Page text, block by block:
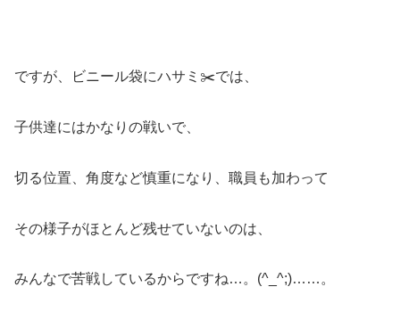
ですが、ビニール袋にハサミ✂️では、
子供達にはかなりの戦いで、
切る位置、角度など慎重になり、職員も加わって
その様子がほとんど残せていないのは、
みんなで苦戦しているからですね…。(^_^;)……。